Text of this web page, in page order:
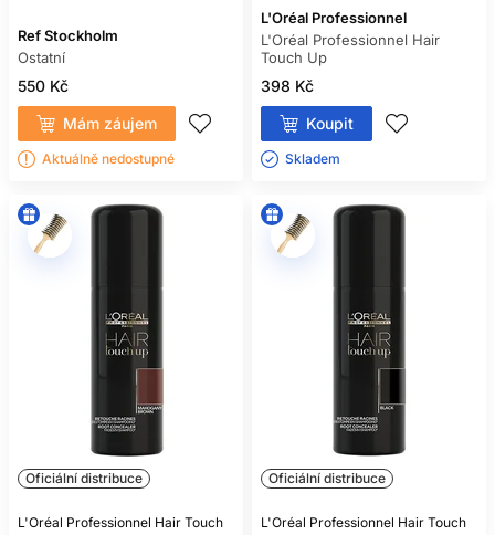
Ref Stockholm
Ostatní
550 Kč
Mám záujem
Aktuálně nedostupné
L'Oréal Professionnel
L'Oréal Professionnel Hair
Touch Up
398 Kč
Koupit
Skladem ㅤ
Oficiální distribuce
L'Oréal Professionnel Hair Touch
Oficiální distribuce
L'Oréal Professionnel Hair Touch